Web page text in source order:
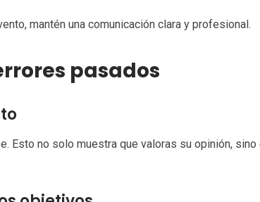
mantén una comunicación clara y profesional.
pasados
Esto no solo muestra que valoras su opinión, sino